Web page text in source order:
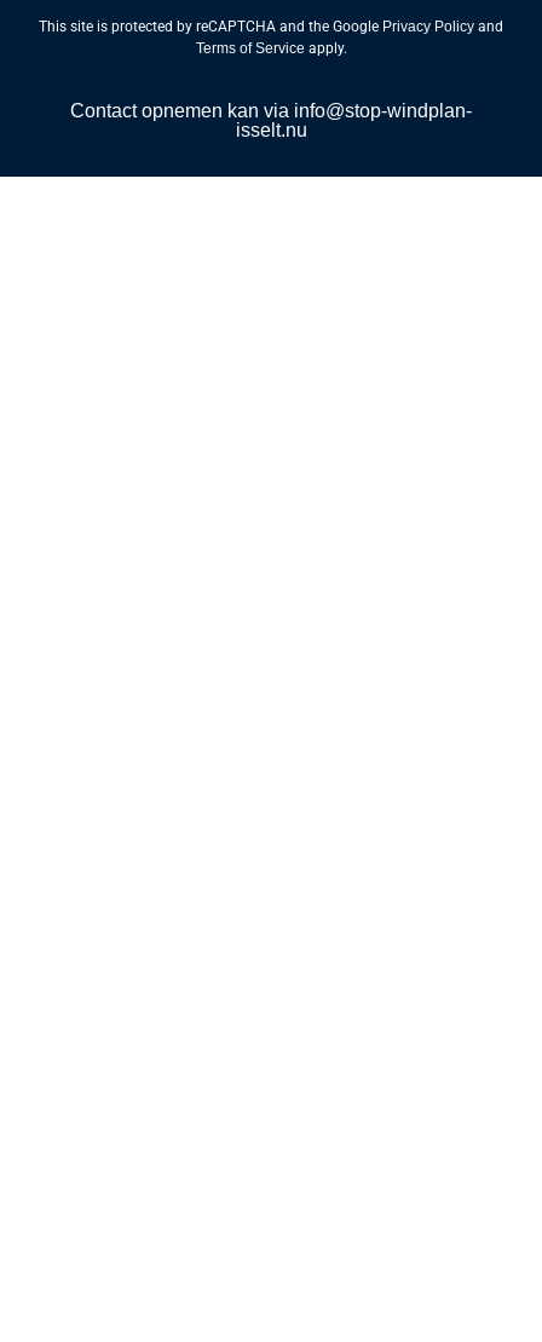
This site is protected by reCAPTCHA and the Google Privacy Policy and
Terms of Service apply.
Contact opnemen kan via info@stop-windplan-
isselt.nu